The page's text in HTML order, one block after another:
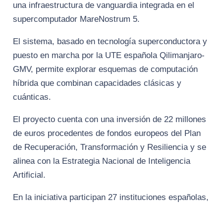
una infraestructura de vanguardia integrada en el
supercomputador MareNostrum 5.
El sistema, basado en tecnología superconductora y
puesto en marcha por la UTE española Qilimanjaro-
GMV, permite explorar esquemas de computación
híbrida que combinan capacidades clásicas y
cuánticas.
El proyecto cuenta con una inversión de 22 millones
de euros procedentes de fondos europeos del Plan
de Recuperación, Transformación y Resiliencia y se
alinea con la Estrategia Nacional de Inteligencia
Artificial.
En la iniciativa participan 27 instituciones españolas,